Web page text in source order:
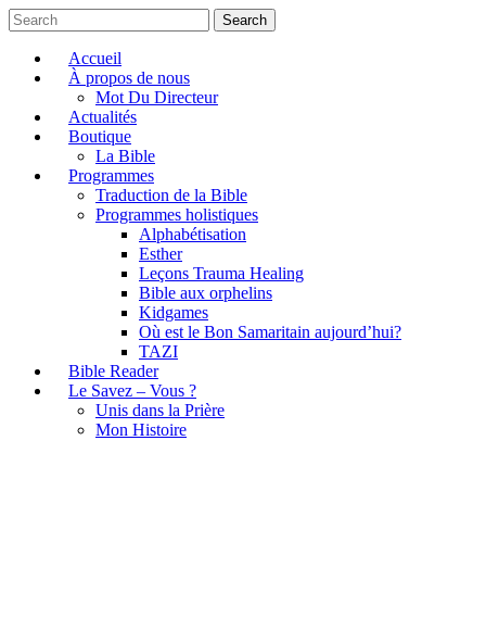
Search
Accueil
À propos de nous
Mot Du Directeur
Actualités
Boutique
La Bible
Programmes
Traduction de la Bible
Programmes holistiques
Alphabétisation
Esther
Leçons Trauma Healing
Bible aux orphelins
Kidgames
Où est le Bon Samaritain aujourd’hui?
TAZI
Bible Reader
Le Savez – Vous ?
Unis dans la Prière
Mon Histoire